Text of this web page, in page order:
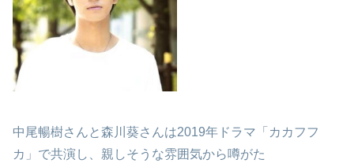
中尾暢樹さんと森川葵さんは2019年ドラマ「カカフフ
カ」で共演し、親しそうな雰囲気から噂がた